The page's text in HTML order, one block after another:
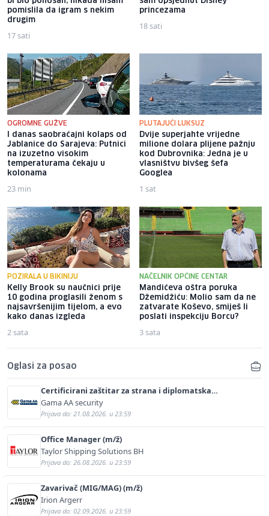
pomislila da igram s nekim
drugim
17 sati
princezama
18 sati
OGROMNE GUŽVE
I danas saobraćajni kolaps od
Jablanice do Sarajeva: Putnici
na izuzetno visokim
temperaturama čekaju u
kolonama
23 min
PLUTAJUĆI LUKSUZ
Dvije superjahte vrijedne
milione dolara plijene pažnju
kod Dubrovnika: Jedna je u
vlasništvu bivšeg šefa
Googlea
1 sat
POZIRALA U BIKINIJU
Kelly Brook su naučnici prije
10 godina proglasili ženom s
najsavršenijim tijelom, a evo
kako danas izgleda
2 sata
NAČELNIK OPĆINE CENTAR
Mandićeva oštra poruka
Džemidžiću: Molio sam da ne
zatvarate Koševo, smiješ li
poslati inspekciju Borcu?
3 sata
Oglasi za posao
Certificirani zaštitar za strana i diplomatska
predstavništva (m/ž)
Gama AA security
Prijava do: 21.08.2026. u 23:59
Office Manager (m/ž)
Taylor Shipping Solutions BH
Prijava do: 26.08.2026. u 23:59
Zavarivač (MIG/MAG) (m/ž)
Irion Argerr
Prijava do: 02.09.2026. u 23:59